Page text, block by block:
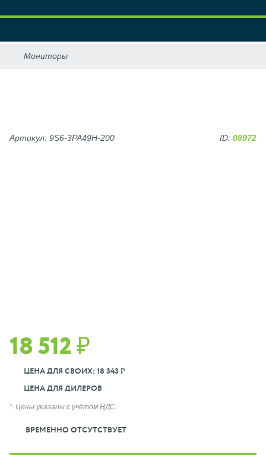
18 512 ₽
ЦЕНА ДЛЯ СВОИХ: 18 343 ₽
ЦЕНА ДЛЯ ДИЛЕРОВ
Цены указаны с учётом НДС
ВРЕМЕННО ОТСУТСТВУЕТ
Артикул: 9S6-3PA49H-200 ID: 08972